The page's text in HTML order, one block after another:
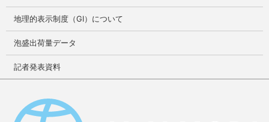
地理的表示制度（GI）について
泡盛出荷量データ
記者発表資料